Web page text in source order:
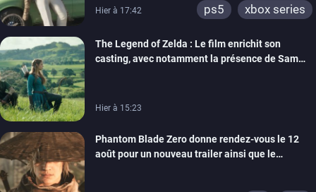
Hier à 17:42 ps5 xbox series
The Legend of Zelda : Le film enrichit son
casting, avec notamment la présence de Sam
Hier à 15:23
Phantom Blade Zero donne rendez-vous le 12
août pour un nouveau trailer ainsi que le